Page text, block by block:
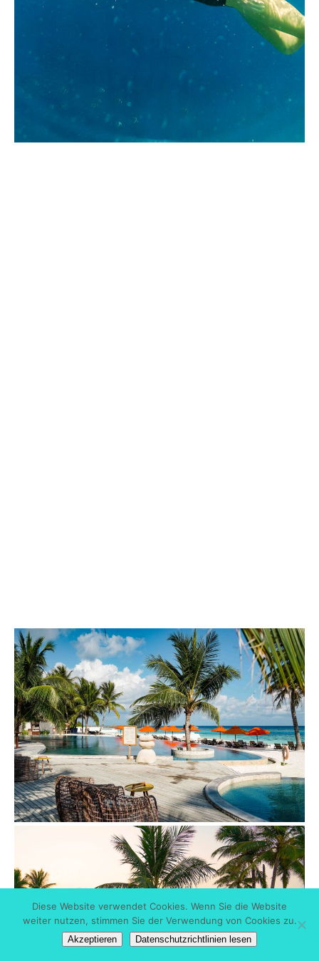
Diese Website verwendet Cookies. Wenn Sie die Website
weiter nutzen, stimmen Sie der Verwendung von Cookies zu.
Akzeptieren Datenschutzrichtlinien lesen